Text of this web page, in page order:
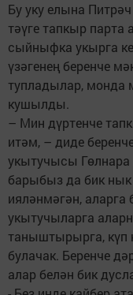
Бу уку елына
тәүге тапкыр
сыйныфка укырга
үзәгенең беренче
тупладылар, монда
кушылды.
– Мин дүртенче
итәм, – диде
укытучысы Гөлнара
барыбыз да бик
ияләнмәгән,
укытучыларга
таныштырырга, күп
булачак. Беренче
алар белән бик